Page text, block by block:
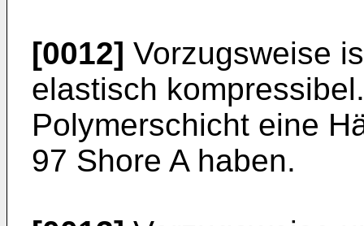
[0012] Vorzugsweise
elastisch
Polymerschicht eine
97 Shore A haben.